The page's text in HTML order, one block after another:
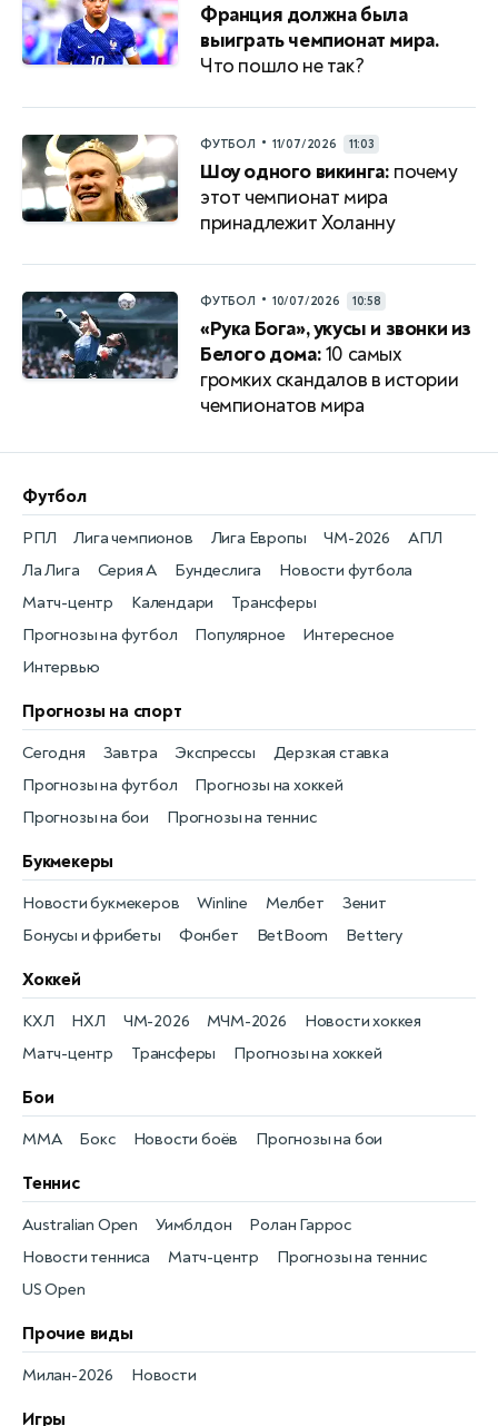
Франция должна была
выиграть чемпионат мира.
Что пошло не так?
ФУТБОЛ • 11/07/2026 11:03
Шоу одного викинга: почему
этот чемпионат мира
принадлежит Холанну
ФУТБОЛ • 10/07/2026 10:58
«Рука Бога», укусы и звонки из
Белого дома:10 самых
громких скандалов в истории
чемпионатов мира
Футбол
Новости футбола
РПЛ
Матч-центр
Лига чемпионов
Календари
Лига Европы
Трансферы
ЧМ-2026
Прогнозы на футбол
АПЛ
Популярное
Ла Лига
Интересное
Серия А
Интервью
Бундеслига
Прогнозы на спорт
Прогнозы на футбол
Сегодня
Прогнозы на хоккей
Завтра
Прогнозы на бои
Экспрессы
Прогнозы на теннис
Дерзкая ставка
Букмекеры
Бонусы и фрибеты
Новости букмекеров
Фонбет
Winline
BetBoom
Мелбет
Bettery
Зенит
Хоккей
Новости хоккея
КХЛ
Матч-центр
НХЛ
Трансферы
ЧМ-2026
Прогнозы на хоккей
МЧМ-2026
Бои
Новости боёв
MMA Прогнозы на бои
Бокс
Теннис
Новости тенниса
Australian Open
Матч-центр
Уимблдон
Прогнозы на теннис
Ролан Гаррос
US Open
Прочие виды
Новости
Милан-2026
Игры